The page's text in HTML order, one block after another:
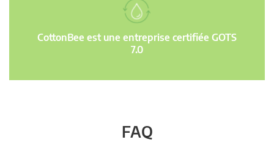
CottonBee est une entreprise certifiée GOTS
7.0
FAQ